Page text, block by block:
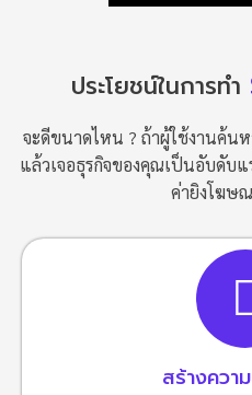
ประโยชน์ในการทำ
จะดีขนาดไหน ? ถ้าผู้ใช้งานค้น
แล้วเจอธุรกิจของคุณเป็นอับดับ
ค่ายิงโฆษ
สร้างควา